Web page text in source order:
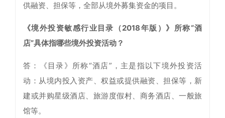
供融资、担保等，全部从境外募集资金的项目。
《境外投资敏感行业目录（2018年版）》所称“酒
店”具体指哪些境外投资活动？
答：《目录》所称“酒店”，主是指以下境外投资活
动：从境内投入资产、权益或提供融资、担保等，新
建或并购星级酒店、旅游度假村、商务酒店、一般旅
馆等。